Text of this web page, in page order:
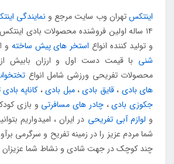
اینتکستهران وب سایت مرجع و نمایندگی
۱۴ ساله اولین فروشنده محصولات بادی
و تولید کننده انواع استخر های پیش ساخته و
شنی
محصولات تفریحی ورزشی شامل انواع
های بادی ،قایق بادی،مبل بادی، کاناپه
جکوزی بادی،چادر های مسافرتی و بازی
و لوازم آبی تفریحی در ایران ، امیدواریم
شما مردم عزیز را در زمینه تفریح و سرگرمی
چند کوچک در جهت شادی و نشاط شما عزیزان